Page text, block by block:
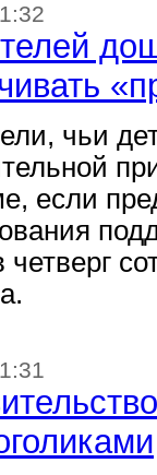
чьи
если